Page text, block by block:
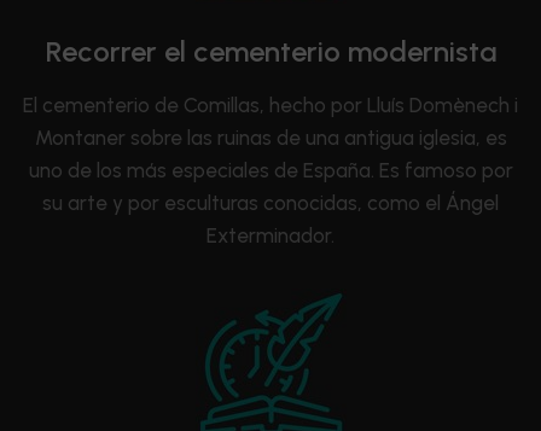
Recorrer el cementerio modernista
El cementerio de Comillas, hecho por Lluís Domènech i
Montaner sobre las ruinas de una antigua iglesia, es
uno de los más especiales de España. Es famoso por
su arte y por esculturas conocidas, como el Ángel
Exterminador.